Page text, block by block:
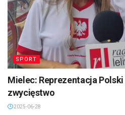
SPORT
Mielec: Reprezentacja
zwycięstwo
2025-06-28